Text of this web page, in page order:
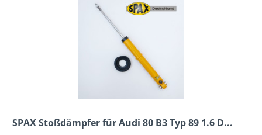
SPAX Stoßdämpfer für Audi 80 B3 Typ 89 1.6 D...